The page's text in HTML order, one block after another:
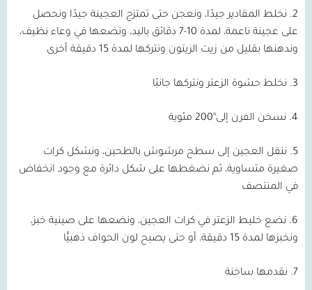
2. نخلط المقادير جيدًا، ونعجن حتى تمتزج العجينة جيدًا ونحصل
على عجينة ناعمة، لمدة 10-7 دقائق باليد، ونضعها في وعاء نظيف،
وندهنها بقليل من زيت الزيتون ونتركها لمدة 15 دقيقة أخرى
3. نخلط حشوة الزعتر ونتركها جانبًا
4. نسخن الفرن إلى°200 مئوية
5. ننقل العجين إلى سطح مرشوش بالطحين، ونشكل كرات
صغيرة متساوية، ثم نضغطها على شكل دائرة مع وجود انخفاض
في المنتصف
6. نضع خليط الزعتر في كرات العجين، ونضعها على صينية خبز،
ونخبزها لمدة 15 دقيقة، أو حتى يصبح لون الحواف ذهبيًّا
7. نقدمها ساخنة